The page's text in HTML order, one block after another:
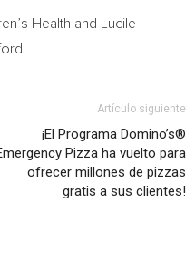
Health and Lucile
Artículo siguiente
¡El Programa Domino’s®
Pizza ha vuelto para
ofrecer millones de pizzas
gratis a sus clientes!